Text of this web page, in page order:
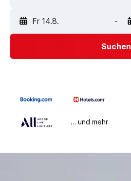
Fr 14.8. -
Suchen
… und mehr